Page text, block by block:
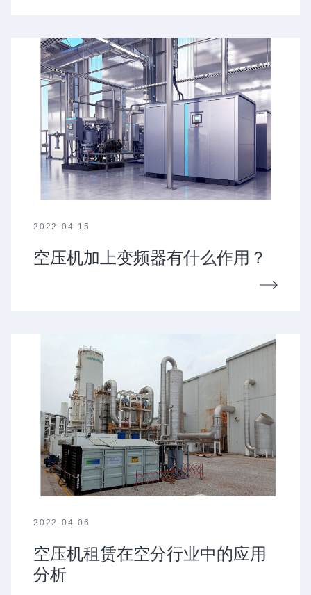
2022-04-15
空压机加上变频器有什么作用？
2022-04-06
空压机租赁在空分行业中的应用
分析